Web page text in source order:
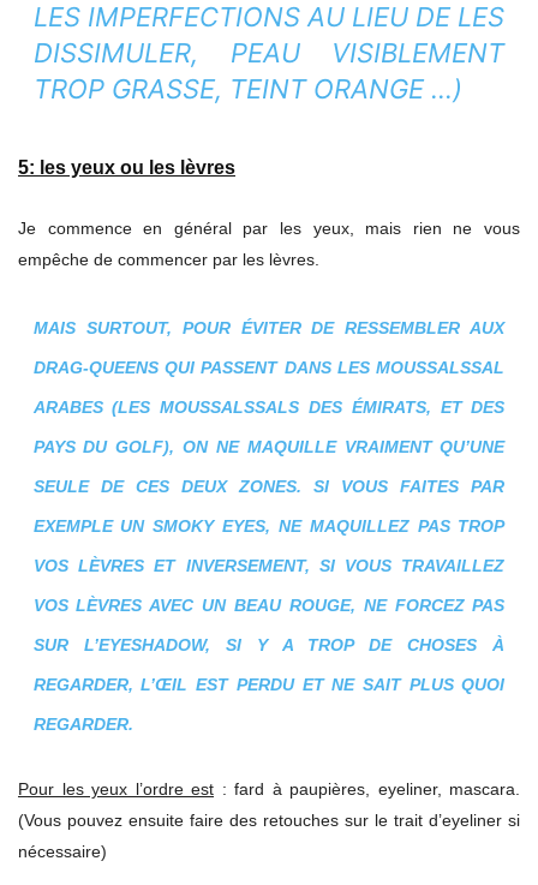
LES IMPERFECTIONS AU LIEU DE LES
DISSIMULER, PEAU VISIBLEMENT
TROP GRASSE, TEINT ORANGE …)
5: les yeux ou les lèvres
Je commence en général par les yeux, mais rien ne vous
empêche de commencer par les lèvres.
MAIS SURTOUT, POUR ÉVITER DE RESSEMBLER AUX
DRAG-QUEENS QUI PASSENT DANS LES MOUSSALSSAL
ARABES (LES MOUSSALSSALS DES ÉMIRATS, ET DES
PAYS DU GOLF), ON NE MAQUILLE VRAIMENT QU’UNE
SEULE DE CES DEUX ZONES. SI VOUS FAITES PAR
EXEMPLE UN SMOKY EYES, NE MAQUILLEZ PAS TROP
VOS LÈVRES ET INVERSEMENT, SI VOUS TRAVAILLEZ
VOS LÈVRES AVEC UN BEAU ROUGE, NE FORCEZ PAS
SUR L’EYESHADOW, SI Y A TROP DE CHOSES À
REGARDER, L’ŒIL EST PERDU ET NE SAIT PLUS QUOI
REGARDER.
Pour les yeux l’ordre est : fard à paupières, eyeliner, mascara.
(Vous pouvez ensuite faire des retouches sur le trait d’eyeliner si
nécessaire)